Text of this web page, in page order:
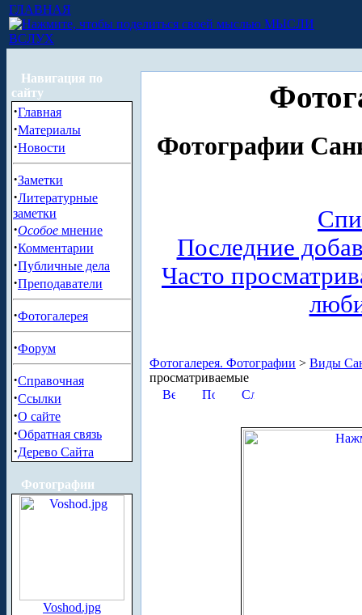
ГЛАВНАЯ
МЫСЛИ
ВСЛУХ
Навигация по
сайту
·Главная
·Материалы
·Новости
·Заметки
·Литературные
заметки
·Особое мнение
·Комментарии
·Публичные дела
·Преподаватели
·Фотогалерея
·Форум
·Справочная
·Ссылки
·О сайте
·Обратная связь
·Дерево Сайта
Фотографии
Voshod.jpg
Фотографии
Последние
Часто
Фотогалерея. Фотографии > Виды
просматриваемые